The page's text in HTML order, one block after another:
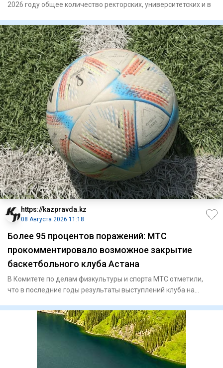
2026 году общее количество ректорских, университетских и в
https://kazpravda.kz
08 Августа 2026 11:18
Более 95 процентов поражений: МТС
прокомментировало возможное закрытие
баскетбольного клуба Астана
В Комитете по делам физкультуры и спорта МТС отметили,
что в последние годы результаты выступлений клуба на